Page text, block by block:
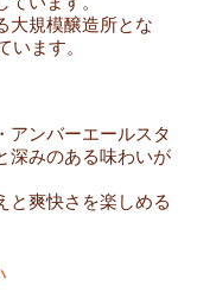
大規模醸造所とな
います。
アンバーエールスタ
深みのある味わいが
と爽快さを楽しめる